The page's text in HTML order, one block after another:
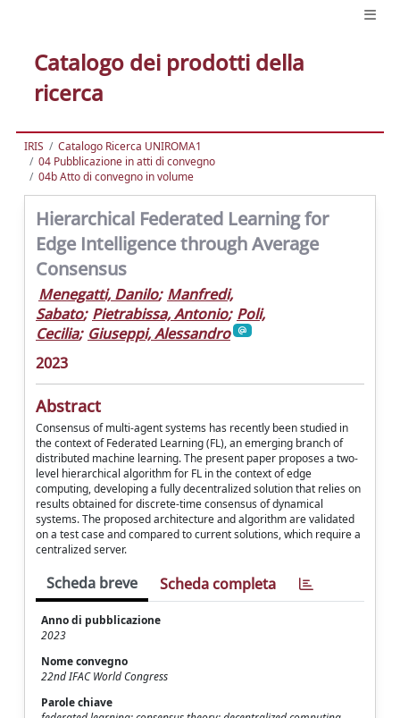
Catalogo dei prodotti della
ricerca
IRIS
Catalogo Ricerca UNIROMA1
04 Pubblicazione in atti di convegno
04b Atto di convegno in volume
Hierarchical Federated Learning for
Edge Intelligence through Average
Consensus
Menegatti, Danilo; Manfredi,
Sabato; Pietrabissa, Antonio; Poli,
Cecilia; Giuseppi, Alessandro
2023
Abstract
Consensus of multi-agent systems has recently been studied in
the context of Federated Learning (FL), an emerging branch of
distributed machine learning. The present paper proposes a two-
level hierarchical algorithm for FL in the context of edge
computing, developing a fully decentralized solution that relies on
results obtained for discrete-time consensus of dynamical
systems. The proposed architecture and algorithm are validated
on a test case and compared to current solutions, which require a
centralized server.
Scheda breve Scheda completa
Anno di pubblicazione
2023
Nome convegno
22nd IFAC World Congress
Parole chiave